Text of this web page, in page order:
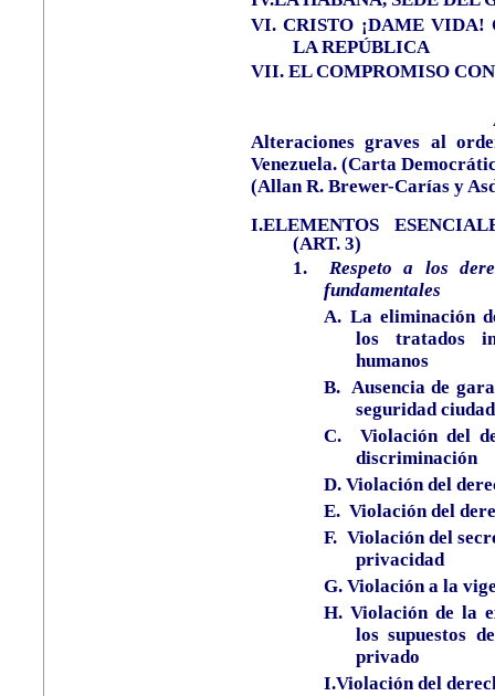
VI. CRISTO ¡DAME VIDA!
LA REPÚBLICA
VII. EL COMPROMISO
Alteraciones graves al
Venezuela. (Carta
(Allan R. Brewer-Carías y
I.ELEMENTOS
(ART. 3)
1.
Respeto a los
fundamentales
A. La eliminación
los tratados
humanos
B. Ausencia de
seguridad
C.
Violación del
discriminación
D. Violación del
E. Violación del
F. Violación del
privacidad
G. Violación a la
H. Violación de la
los supuestos
privado
I.Violación del